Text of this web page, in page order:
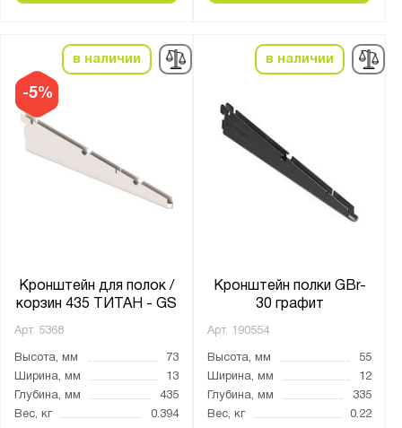
-5%
в наличии
Кронштейн для полок /
корзин 435 ТИТАН - GS
Арт. 5368
Высота, мм
73
Ширина, мм
13
Глубина, мм
435
Вес, кг
0.394
в наличии
Кронштейн полки GBr-
30 графит
Арт. 190554
Высота, мм
55
Ширина, мм
12
Глубина, мм
335
Вес, кг
0.22